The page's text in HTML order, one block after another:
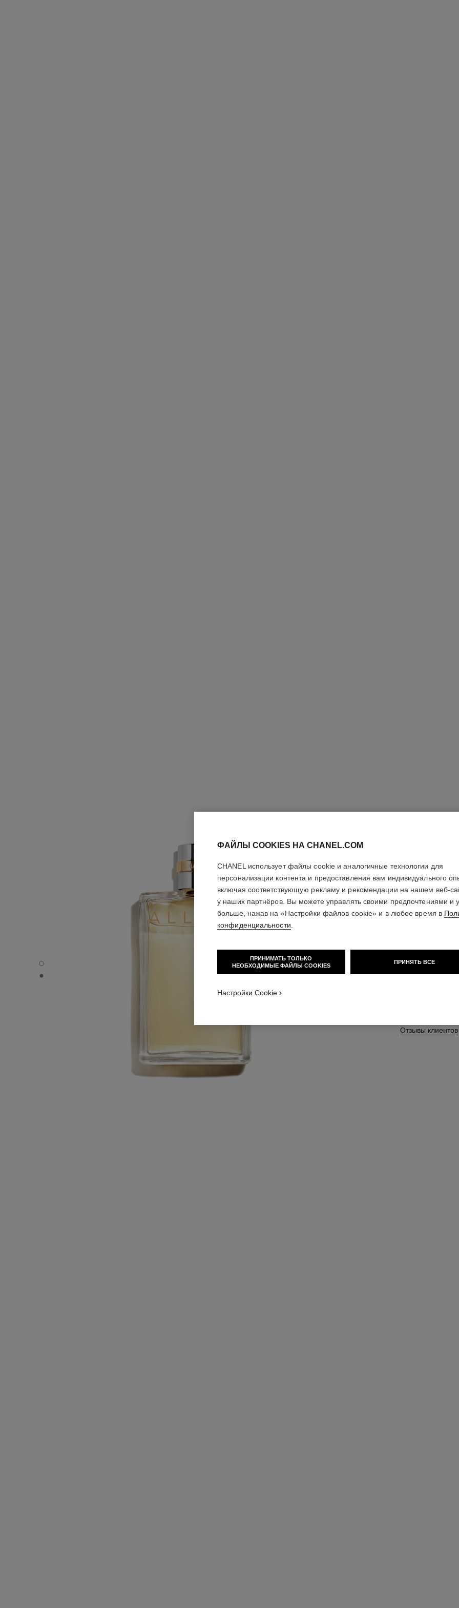
ALLURE - Вид по умолчанию
ALLURE - Альтернативный вид 1
ALLURE
Туалетная Вода
Отзывы клиентов
ФАЙЛЫ COOKIES НА CHANEL.COM
CHANEL использует файлы cookie и аналогичные технологии для
персонализации контента и предоставления вам индивидуального
включая соответствующую рекламу и рекомендации на нашем веб-
у наших партнёров. Вы можете управлять своими предпочтениями и
больше, нажав на «Настройки файлов cookie» и в любое время в
конфиденциальности
ПРИНИМАТЬ ТОЛЬКО
НЕОБХОДИМЫЕ ФАЙЛЫ COOKIES
ПРИНЯТЬ ВСЕ
Настройки Cookie